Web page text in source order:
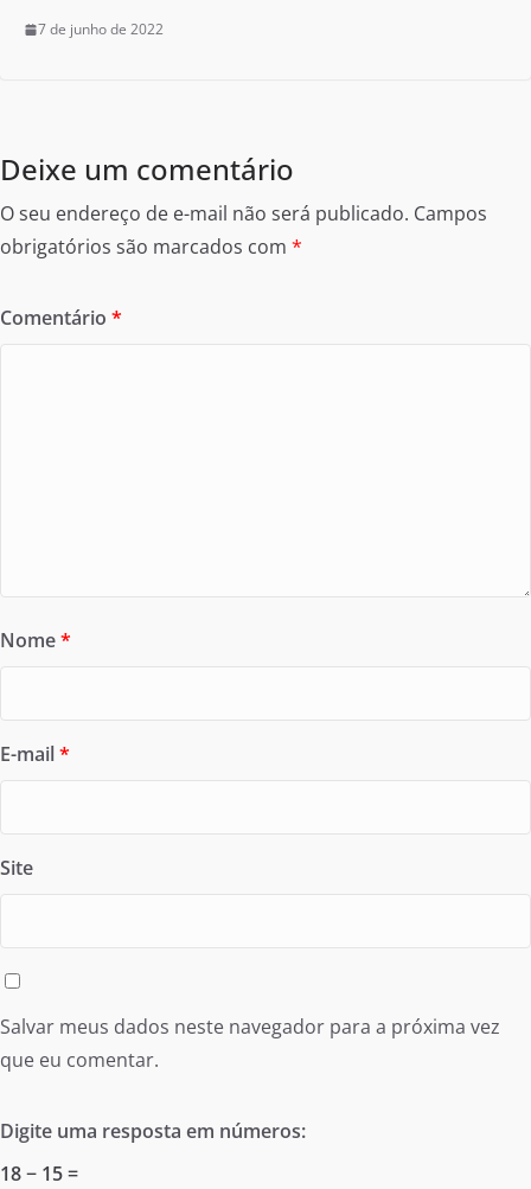
7 de junho de 2022
Deixe um comentário
O seu endereço de e-mail não será publicado. Campos
obrigatórios são marcados com *
Comentário *
Nome*
E-mail*
Site
Salvar meus dados neste navegador para a próxima vez
que eu comentar.
Digite uma resposta em números:
18 − 15 =